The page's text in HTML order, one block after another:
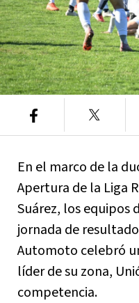
En el marco de la
Apertura de la Liga
Suárez, los equipos
jornada de
Automoto celebró
líder de su zona,
competencia.